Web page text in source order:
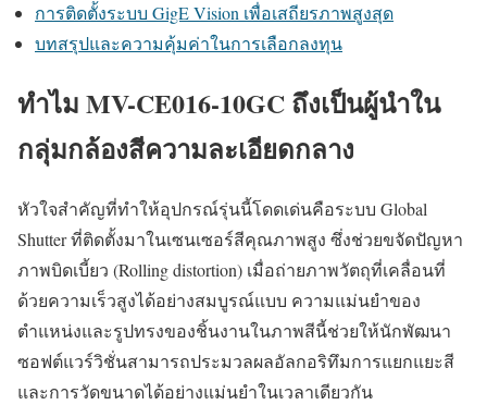
การติดตั้งระบบ GigE Vision เพื่อเสถียรภาพสูงสุด
บทสรุปและความคุ้มค่าในการเลือกลงทุน
ทำไม MV-CE016-10GC ถึงเป็นผู้นำใน
กลุ่มกล้องสีความละเอียดกลาง
หัวใจสำคัญที่ทำให้อุปกรณ์รุ่นนี้โดดเด่นคือระบบ Global
Shutter ที่ติดตั้งมาในเซนเซอร์สีคุณภาพสูง ซึ่งช่วยขจัดปัญหา
ภาพบิดเบี้ยว (Rolling distortion) เมื่อถ่ายภาพวัตถุที่เคลื่อนที่
ด้วยความเร็วสูงได้อย่างสมบูรณ์แบบ ความแม่นยำของ
ตำแหน่งและรูปทรงของชิ้นงานในภาพสีนี้ช่วยให้นักพัฒนา
ซอฟต์แวร์วิชั่นสามารถประมวลผลอัลกอริทึมการแยกแยะสี
และการวัดขนาดได้อย่างแม่นยำในเวลาเดียวกัน